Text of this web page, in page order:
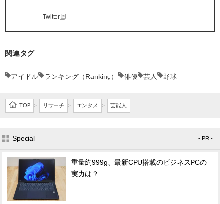
Twitter
関連タグ
アイドル ランキング（Ranking） 俳優 芸人 野球
TOP > リサーチ > エンタメ > 芸能人
Special - PR -
重量約999g、最新CPU搭載のビジネスPCの
実力は？